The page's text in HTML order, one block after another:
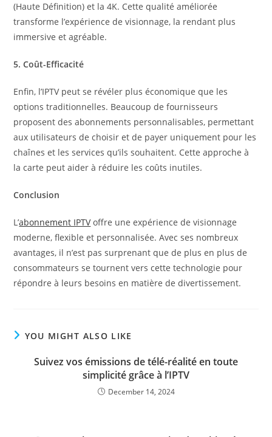
(Haute Définition) et la 4K. Cette qualité améliorée
transforme l’expérience de visionnage, la rendant plus
immersive et agréable.
5. Coût-Efficacité
Enfin, l’IPTV peut se révéler plus économique que les
options traditionnelles. Beaucoup de fournisseurs
proposent des abonnements personnalisables, permettant
aux utilisateurs de choisir et de payer uniquement pour les
chaînes et les services qu’ils souhaitent. Cette approche à
la carte peut aider à réduire les coûts inutiles.
Conclusion
L’abonnement IPTVoffre une expérience de visionnage
moderne, flexible et personnalisée. Avec ses nombreux
avantages, il n’est pas surprenant que de plus en plus de
consommateurs se tournent vers cette technologie pour
répondre à leurs besoins en matière de divertissement.
YOU MIGHT ALSO LIKE
Suivez vos émissions de télé-réalité en toute
simplicité grâce à l’IPTV
December 14, 2024